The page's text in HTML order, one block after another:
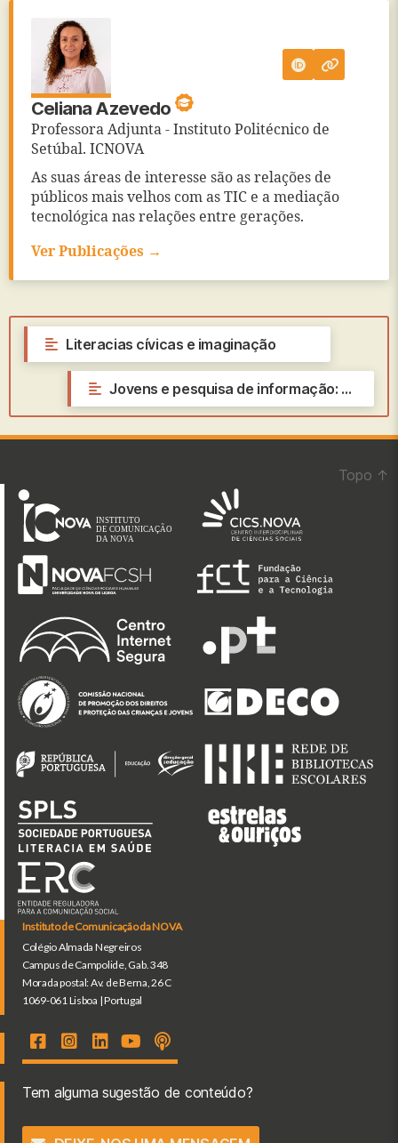
Celiana Azevedo
Professora Adjunta - Instituto Politécnico de
Setúbal. ICNOVA
As suas áreas de interesse são as relações de
públicos mais velhos com as TIC e a mediação
tecnológica nas relações entre gerações.
Ver Publicações →
Literacias cívicas e imaginação
Jovens e pesquisa de informação: entre perceções e práticas
Topo ↑
Instituto de Comunicação da NOVA
Colégio Almada Negreiros
Campus de Campolide, Gab. 348
Morada postal: Av. de Berna, 26 C
1069-061 Lisboa | Portugal
Tem alguma sugestão de conteúdo?